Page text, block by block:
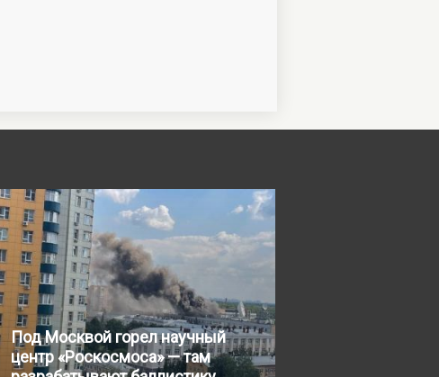
Под Москвой горел научный
центр «Роскосмоса» — там